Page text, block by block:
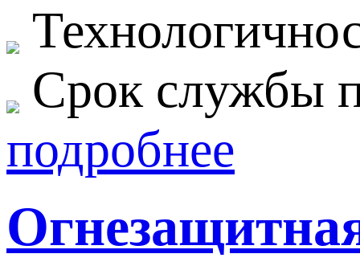
Срок службы
подробнее